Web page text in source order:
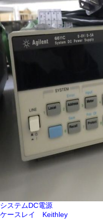
システムDC電源
ケースレイ Keithley